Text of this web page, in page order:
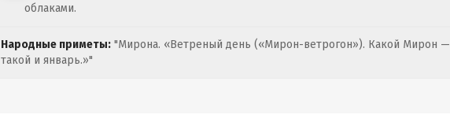
облаками.
Народные приметы: "Мирона. «Ветреный день («Мирон-ветрогон»). Какой Мирон —
такой и январь.»"